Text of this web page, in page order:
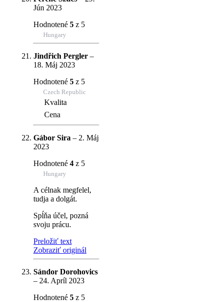
Jún 2023
Hodnotené 5 z 5
Hungary
Jindřich Pergler –
18. Máj 2023
Hodnotené 5 z 5
Czech Republic
Kvalita
Cena
Gábor Sira – 2. Máj
2023
Hodnotené 4 z 5
Hungary
A célnak megfelel,
tudja a dolgát.
Spĺňa účel, pozná
svoju prácu.
Preložiť text
Zobraziť originál
Sándor Dorohovics
– 24. Apríl 2023
Hodnotené 5 z 5